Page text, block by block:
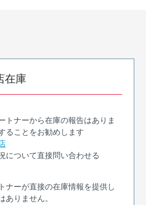
在庫
トナーから在庫の報告はありま
ることをお勧めします
について直接問い合わせる
ナーが直接の在庫情報を提供し
ありません。